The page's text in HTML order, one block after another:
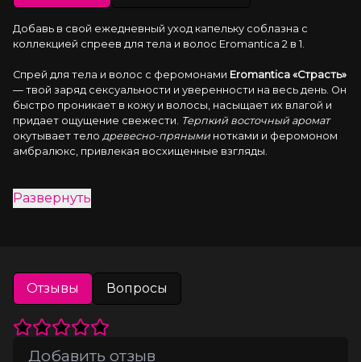
Добавь в свой ежедневный уход капельку соблазна с
коллекцией спреев для тела и волос Eromantica 2 в 1.
Спрей для тела и волос с феромонами Eromantica «Страсть»
— твой заряд сексуальности и уверенности на весь день. Он
быстро проникает в кожу и волосы, насыщает их влагой и
придает ощущение свежести. Терпкий восточный аромат
окутывает тело древесно-пряными нотками и феромоном
амбралюкс, привлекая восхищенные взгляды.
душа или в течение дня. Избегай попадания в глаза. Храни
Развернуть
Отзывы Вопросы